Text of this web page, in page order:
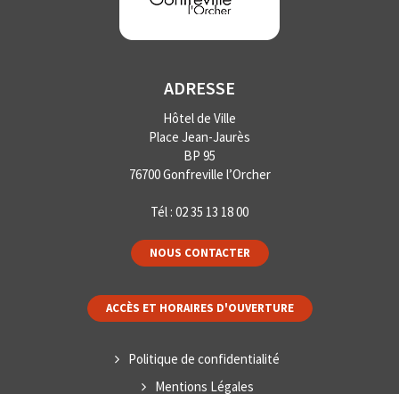
ADRESSE
Hôtel de Ville
Place Jean-Jaurès
BP 95
76700 Gonfreville l’Orcher
Tél : 02 35 13 18 00
NOUS CONTACTER
ACCÈS ET HORAIRES D'OUVERTURE
Politique de confidentialité
Mentions Légales